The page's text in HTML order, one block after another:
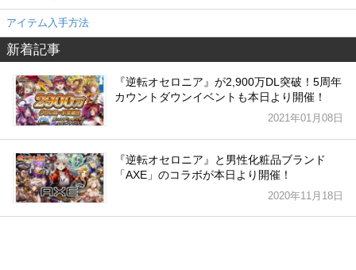
アイテム入手方法
新着記事
『逆転オセロニア』が2,900万DL突破！5周年
カウントダウンイベントも本日より開催！
2021年01月08日
『逆転オセロニア』と男性化粧品ブランド
「AXE」のコラボが本日より開催！
2020年11月18日